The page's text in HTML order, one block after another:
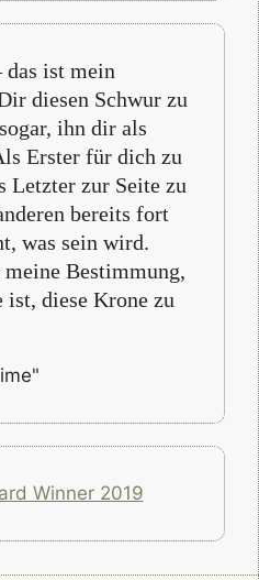
ist mein
diesen Schwur zu
ihn dir als
Erster für dich zu
Letzter zur Seite zu
bereits fort
was sein wird.
meine Bestimmung,
ist, diese Krone zu